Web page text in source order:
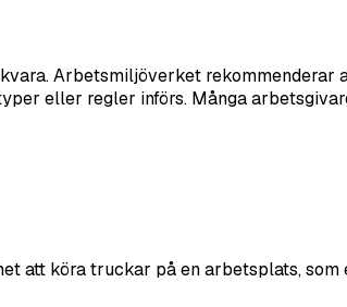
Arbetsmiljöverket
eller regler införs. Många
att köra truckar på en arbetsplats,